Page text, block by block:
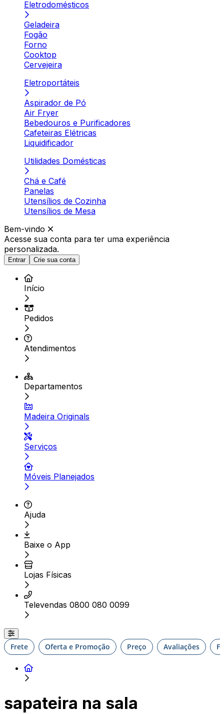
Eletrodomésticos
Geladeira
Fogão
Forno
Cooktop
Cervejeira
Eletroportáteis
Aspirador de Pó
Air Fryer
Bebedouros e Purificadores
Cafeteiras Elétricas
Liquidificador
Utilidades Domésticas
Chá e Café
Panelas
Utensílios de Cozinha
Utensílios de Mesa
Bem-vindo
Acesse sua conta para ter uma experiência
personalizada.
Entrar Crie sua conta
Início
Pedidos
Atendimentos
Departamentos
Madeira Originals
Serviços
Móveis Planejados
Ajuda
Baixe o App
Lojas Físicas
Televendas 0800 080 0099
Frete Oferta e Promoção Preço Avaliações
sapateira na sala